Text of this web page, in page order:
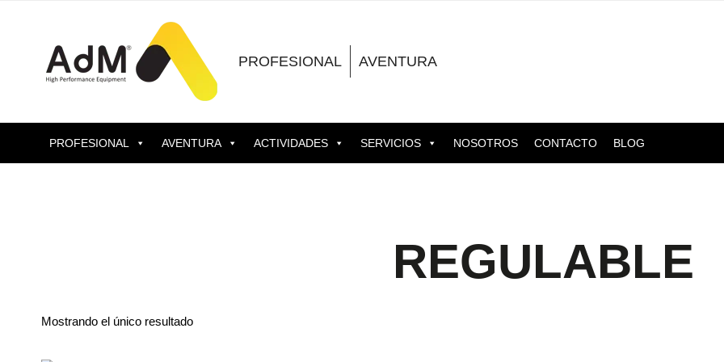
contenido
PROFESIONAL AVENTURA
PROFESIONAL AVENTURA ACTIVIDADES SERVICIOS NOSOTROS CONTACTO BLOG
REGULABLE
Mostrando el único resultado